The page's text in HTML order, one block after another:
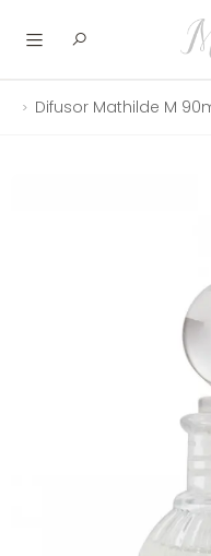
Abrir menu
Difusor Mathilde M